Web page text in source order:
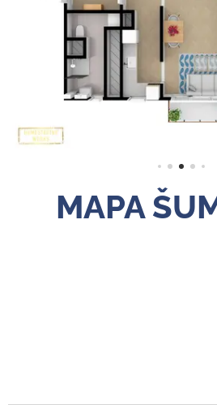
MAPA